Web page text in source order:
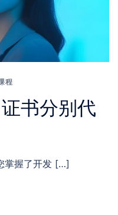
程
书分别代
掌握了开发 […]